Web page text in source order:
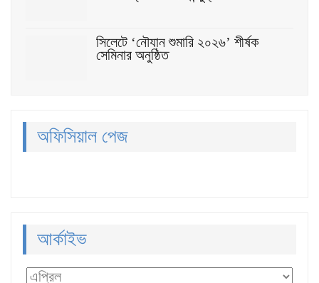
সিলেটে ‘নৌযান শুমারি ২০২৬’ শীর্ষক
সেমিনার অনুষ্ঠিত
অফিসিয়াল পেজ
আর্কাইভ